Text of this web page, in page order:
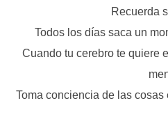
Recuerda
Todos los días saca un
Cuando tu cerebro te quiere
Toma conciencia de las